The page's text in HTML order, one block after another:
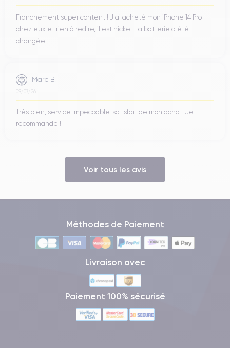
Franchement super content ! J'ai acheté mon iPhone 14 Pro
chez eux et rien à redire, il est nickel. La batterie a été
changée ...
Marc B.
09/07/26
Très bien, service impeccable, satisfait de mon achat. Je
recommande !
Voir tous les avis
Méthodes de Paiement
Livraison avec
Paiement 100% sécurisé